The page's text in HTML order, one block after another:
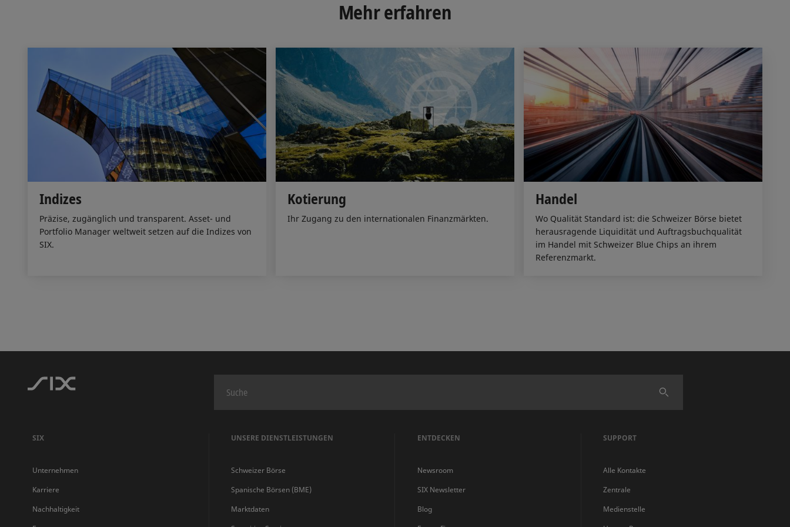
I
n
o
k
Mehr erfahren
Indizes
Präzise, zugänglich und transparent. Asset- und
Portfolio Manager weltweit setzen auf die Indizes von
SIX.
Kotierung
Ihr Zugang zu den internationalen Finanzmärkten.
Handel
Wo Qualität Standard ist: die Schweizer Börse bietet
herausragende Liquidität und Auftragsbuchqualität
im Handel mit Schweizer Blue Chips an ihrem
Referenzmarkt.
Finden
SIX
Unternehmen
Karriere
Nachhaltigkeit
UNSERE DIENSTLEISTUNGEN
Schweizer Börse
Spanische Börsen (BME)
Marktdaten
ENTDECKEN
Newsroom
SIX Newsletter
Blog
SUPPORT
Alle Kontakte
Zentrale
Medienstelle